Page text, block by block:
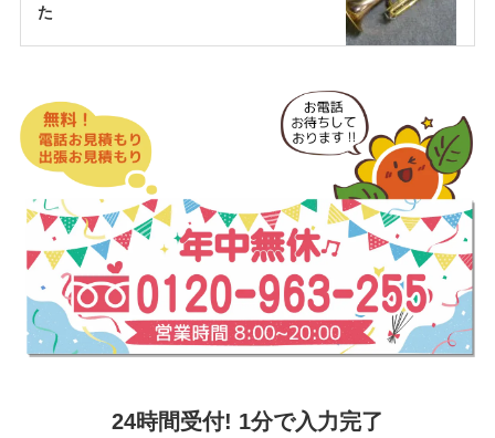
た
24時間受付! 1分で入力完了